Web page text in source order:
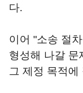
다.
이어 "소송 절
형성해 나갈 문
그 제정 목적에